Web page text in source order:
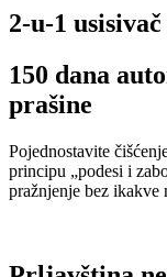
2-u-1
150 dana
prašine
Pojednostavite
principu „podesi i
pražnjenje bez ikakve